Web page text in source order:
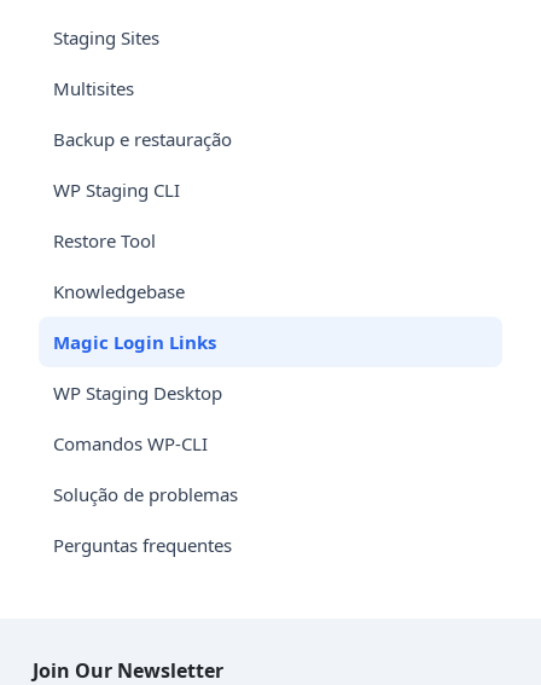
Staging Sites
Multisites
Backup e restauração
WP Staging CLI
Restore Tool
Knowledgebase
Magic Login Links
WP Staging Desktop
Comandos WP-CLI
Solução de problemas
Perguntas frequentes
Join Our Newsletter